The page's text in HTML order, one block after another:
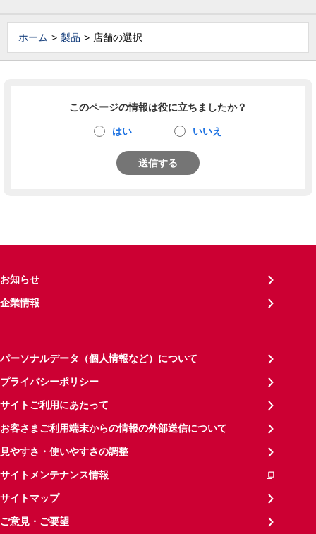
ホーム 製品 店舗の選択
このページの情報は役に立ちましたか？
はい いいえ
送信する
お知らせ
企業情報
パーソナルデータ（個人情報など）について
プライバシーポリシー
サイトご利用にあたって
お客さまご利用端末からの情報の外部送信について
見やすさ・使いやすさの調整
サイトメンテナンス情報
サイトマップ
ご意見・ご要望